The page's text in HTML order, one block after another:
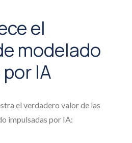
el
modelado
IA
el verdadero valor de las
impulsadas por IA: